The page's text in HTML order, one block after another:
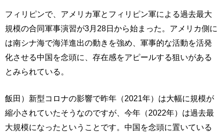
フィリピンで、アメリカ軍とフィリピン軍による過去最大
規模の合同軍事演習が3月28日から始まった。アメリカ側に
は南シナ海で海洋進出の動きを強め、軍事的な活動を活発
化させる中国を念頭に、存在感をアピールする狙いがある
とみられている。
飯田）新型コロナの影響で昨年（2021年）は大幅に規模が
縮小されていたそうなのですが、今年（2022年）は過去最
大規模になったということです。中国を念頭に置いている